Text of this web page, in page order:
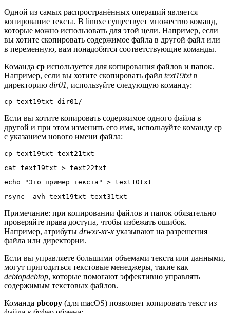
Одной из самых распространённых операций является
копирование текста. В linuxе существует множество команд,
которые можно использовать для этой цели. Например, если
вы хотите скопировать содержимое файла в другой файл или
в переменную, вам понадобятся соответствующие команды.
Команда cp используется для копирования файлов и папок.
Например, если вы хотите скопировать файл text19txtв
директорию dir01, используйте следующую команду:
cp text19txt dir01/
Если вы хотите копировать содержимое одного файла в
другой и при этом изменить его имя, используйте команду cp
с указанием нового имени файла:
cp text19txt text21txt
cat text19txt > text22txt
echo "Это пример текста" > text10txt
rsync -avh text19txt text31txt
Примечание: при копировании файлов и папок обязательно
проверяйте права доступа, чтобы избежать ошибок.
Например, атрибуты drwxr-xr-x указывают на разрешения
файла или директории.
Если вы управляете большими объемами текста или данными,
могут пригодиться текстовые менеджеры, такие как
debtopdebtop, которые помогают эффективно управлять
содержимым текстовых файлов.
Команда pbcopy (для macOS) позволяет копировать текст из